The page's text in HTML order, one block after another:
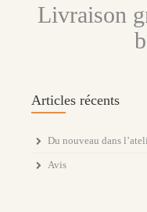
Livraison
Articles récents
Du nouveau dans
Avis